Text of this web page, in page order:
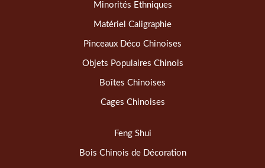
Minorités Ethniques
Matériel Caligraphie
Pinceaux Déco Chinoises
Objets Populaires Chinois
Boîtes Chinoises
Cages Chinoises
Feng Shui
Bois Chinois de Décoration